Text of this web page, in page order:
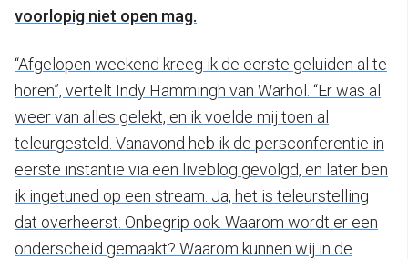
voorlopig niet open mag.
“Afgelopen weekend kreeg ik de eerste geluiden al te
horen”, vertelt Indy Hammingh van Warhol. “Er was al
weer van alles gelekt, en ik voelde mij toen al
teleurgesteld. Vanavond heb ik de persconferentie in
eerste instantie via een liveblog gevolgd, en later ben
ik ingetuned op een stream. Ja, het is teleurstelling
dat overheerst. Onbegrip ook. Waarom wordt er een
onderscheid gemaakt? Waarom kunnen wij in de